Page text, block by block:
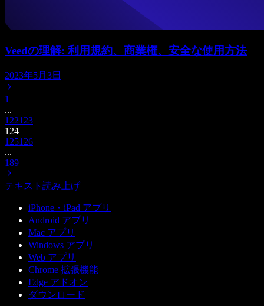
Veedの理解: 利用規約、商業権、安全な使用方法
2023年5月3日
1
...
122123
124
125126
...
189
テキスト読み上げ
iPhone・iPad アプリ
Android アプリ
Mac アプリ
Windows アプリ
Web アプリ
Chrome 拡張機能
Edge アドオン
ダウンロード